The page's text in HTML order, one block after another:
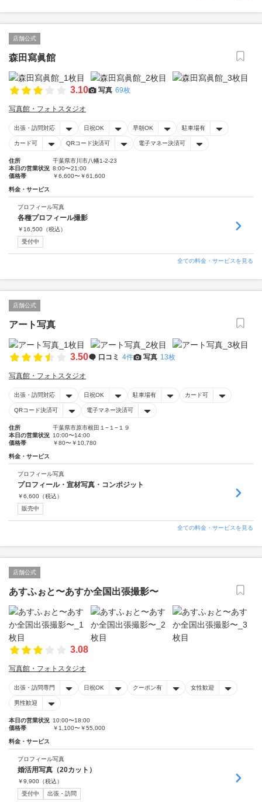
店舗公式
森田寫眞館
3.10 写真 69枚
写真館・フォトスタジオ
出張・訪問対応 日祝OK 早朝OK 駐車場有
カード可 QRコード決済可 電子マネー決済可
住所
千葉県市川市八幡1-2-23
本日の営業状況 8:00〜21:00
価格帯
￥6,600〜￥61,600
料金・サービス
プロフィール写真
各種プロフィール撮影
￥ 16,500 （税込）
受付中
全ての料金・サービスを見る
店舗公式
アート写真
3.50 口コミ 4件 写真 13枚
写真館・フォトスタジオ
出張・訪問対応 日祝OK 駐車場有 カード可
QRコード決済可 電子マネー決済可
住所
千葉県市原市根田１−１−１９
本日の営業状況 10:00〜14:00
価格帯
￥80〜￥10,780
料金・サービス
プロフィール写真
プロフィール・宣材写真・コンポジット
￥6,600 （税込）
販売中
全ての料金・サービスを見る
店舗公式
あすふぉと〜あすか全国出張撮影〜
3.08
写真館・フォトスタジオ
出張・訪問専門 日祝OK クーポン有 女性歓迎
男性歓迎
本日の営業状況 10:00〜18:00
価格帯
￥1,100〜￥55,000
料金・サービス
プロフィール写真
婚活用写真（20カット）
￥9,900 （税込）
受付中
出張・訪問